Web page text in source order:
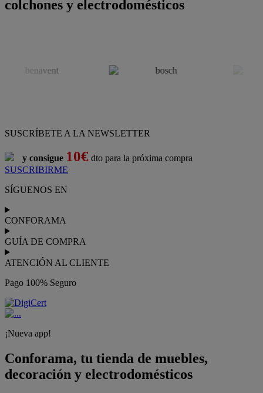
colchones y electrodomésticos
SUSCRÍBETE A LA NEWSLETTER
y consigue 10€ dto para la próxima compra
SUSCRIBIRME
SÍGUENOS EN
CONFORAMA
GUÍA DE COMPRA
ATENCIÓN AL CLIENTE
Pago 100% Seguro
¡Nueva app!
Conforama, tu tienda de muebles,
decoración y electrodomésticos